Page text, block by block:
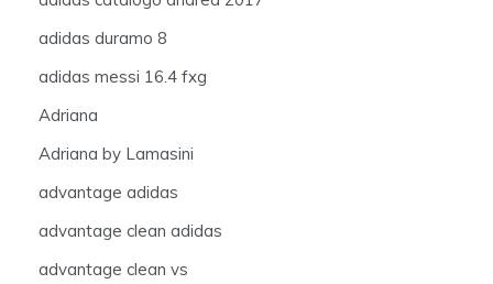
adidas duramo 8
adidas messi 16.4 fxg
Adriana
Adriana by Lamasini
advantage adidas
advantage clean adidas
advantage clean vs